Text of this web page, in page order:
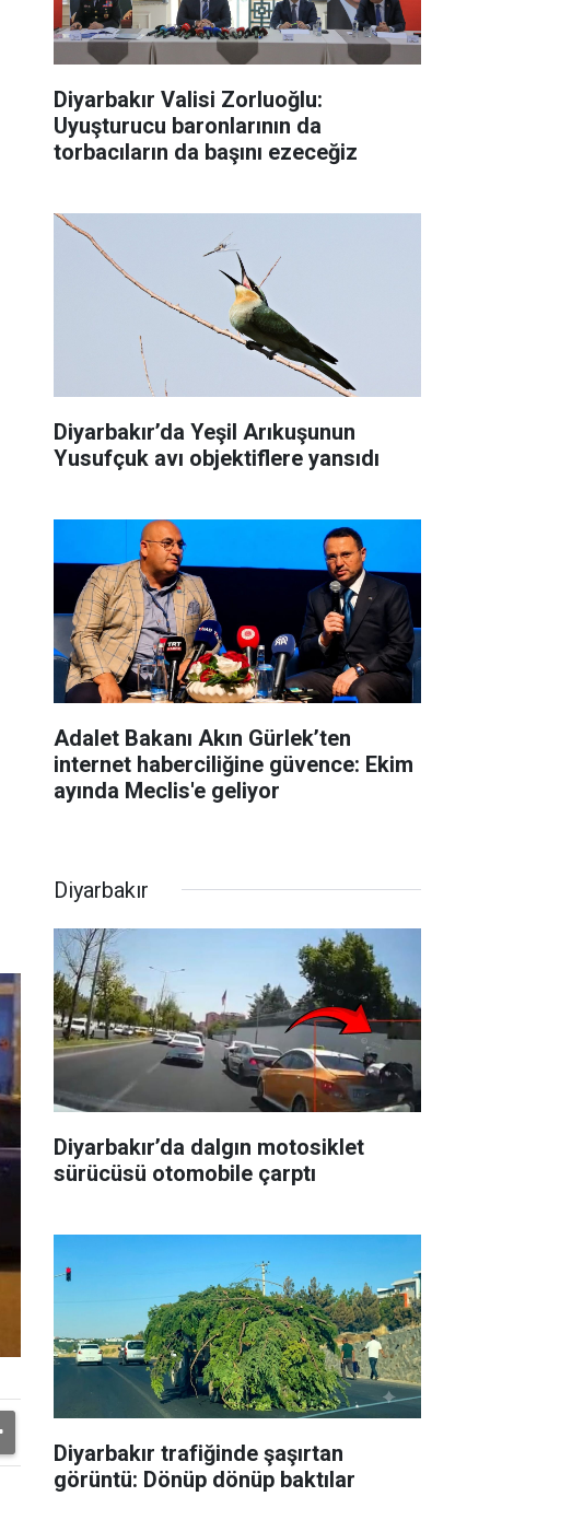
Diyarbakır Valisi Zorluoğlu:
Uyuşturucu baronlarının da
torbacıların da başını ezeceğiz
Diyarbakır’da Yeşil Arıkuşunun
Yusufçuk avı objektiflere yansıdı
Adalet Bakanı Akın Gürlek’ten
internet haberciliğine güvence: Ekim
ayında Meclis'e geliyor
Diyarbakır
Diyarbakır’da dalgın motosiklet
sürücüsü otomobile çarptı
Diyarbakır trafiğinde şaşırtan
görüntü: Dönüp dönüp baktılar